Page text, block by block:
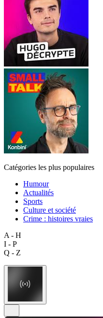
Catégories les plus populaires
Humour
Actualités
Sports
Culture et société
Crime : histoires vraies
A - H
I - P
Q - Z